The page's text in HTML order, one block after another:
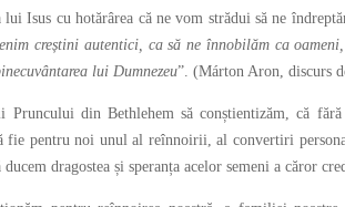
lui Isus cu hotărârea că ne vom strădui să ne
creștini autentici, ca să ne înnobilăm ca
lui Dumnezeu”. (Márton Aron, discurs
din Bethlehem să conștientizăm, că
fie pentru noi unul al reînnoirii, al convertiri
dragostea și speranța acelor semeni a căror